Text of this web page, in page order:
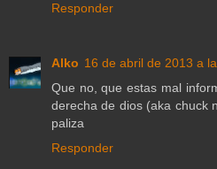
Responder
Alko 16 de abril de 2013 a
Que no, que estas mal
derecha de dios (aka chuck
paliza
Responder